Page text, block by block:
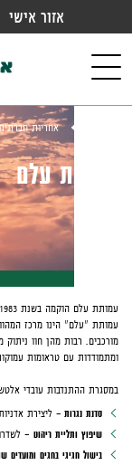
אזור אישי
navigation
עמותת עלם
אחריות
עמותת "עלם" הינו מרכז
מורכבים. רבות מהן חוו
ומתמודדות עם טראומות
במסגרת ההתנדבות עובדי
סדנת נגרות - ליצירת
שיפוץ ותליית ריהוט -
בישול חגיגי בחגים ומועדים